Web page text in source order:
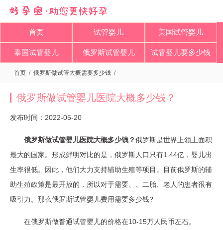
首页 试管婴儿 美国试管婴儿
泰国试管婴儿 俄罗斯试管婴儿 试管婴儿要多少钱
首页 / 俄罗斯做试管大概需要多少钱 /
俄罗斯做试管婴儿医院大概多少钱？​
发布时间：2022-05-20
俄罗斯做试管婴儿医院大概多少钱？俄罗斯是世界上领土面积
最大的国家。形成鲜明对比的是，俄罗斯人口只有1.44亿，婴儿出
生率很低。因此，他们大力支持辅助生殖等项目。目前俄罗斯的辅
助生殖政策是最开放的，所以对于需要、、二胎、老人的患者很有
吸引力。那么俄罗斯试管婴儿费用需要多少钱?
在俄罗斯做普通试管婴儿的价格在10-15万人民币左右。